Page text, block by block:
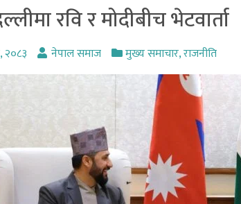
रवि र मोदीबीच भेटवार्ता
नेपाल समाज मुख्य समाचार,राजनीति